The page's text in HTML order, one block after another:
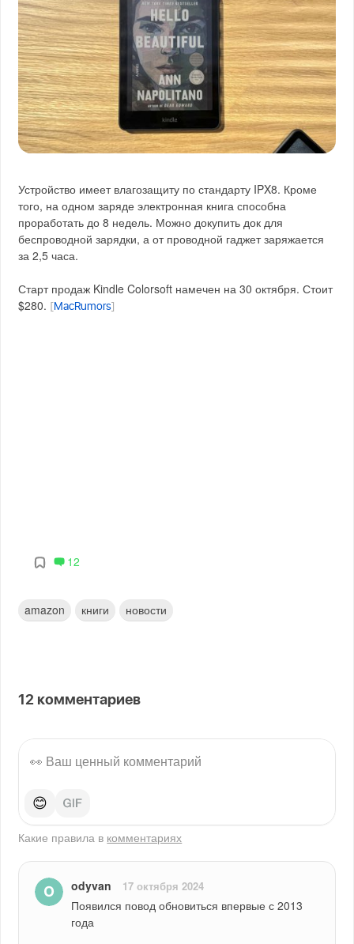
Устройство имеет влагозащиту по стандарту IPX8. Кроме
того, на одном заряде электронная книга способна
проработать до 8 недель. Можно докупить док для
беспроводной зарядки, а от проводной гаджет заряжается
за 2,5 часа.
Старт продаж Kindle Colorsoft намечен на 30 октября. Стоит
$280.
MacRumors
12
amazon книги новости
12 комментариев
😊
Какие правила в комментариях
odyvan 17 октября 2024
Появился повод обновиться впервые с 2013
года